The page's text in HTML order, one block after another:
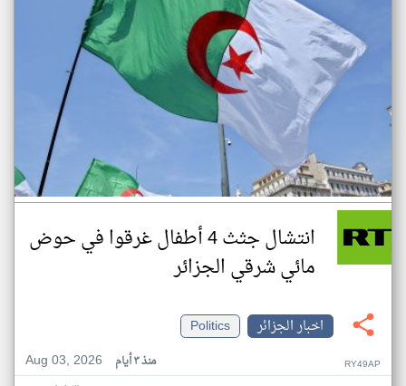
انتشال جثث 4 أطفال غرقوا في حوض
مائي شرقي الجزائر
اخبار الجزائر
Politics
Aug 03, 2026
منذ ٣ أيام RY49AP